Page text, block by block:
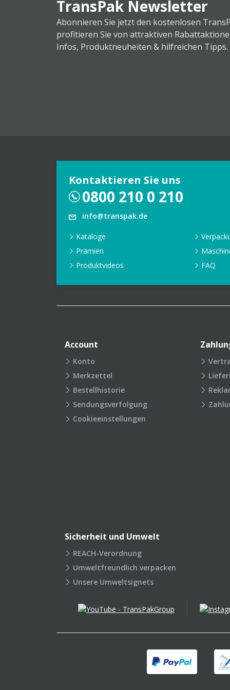
TransPak Newsletter
Abonnieren Sie jetzt den kostenlosen
profitieren Sie von attraktiven
Infos, Produktneuheiten & hilfreichen Tipps.
Kontaktieren Sie uns
0800 210 0 210
info@transpak.de
Kataloge
Prämien
Produktvideos
FAQ
Account
Konto
Merkzettel
Bestellhistorie
Sendungsverfolgung
Cookieeinstellungen
Sicherheit und Umwelt
REACH-Verordnung
Umweltfreundlich verpacken
Unsere Umweltsignets